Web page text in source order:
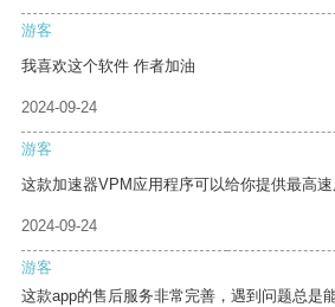
游客
我喜欢这个软件 作者加油
2024-09-24
游客
这款加速器VPM应用程序可以给你提供最高速
2024-09-24
游客
这款app的售后服务非常完善，遇到问题总是